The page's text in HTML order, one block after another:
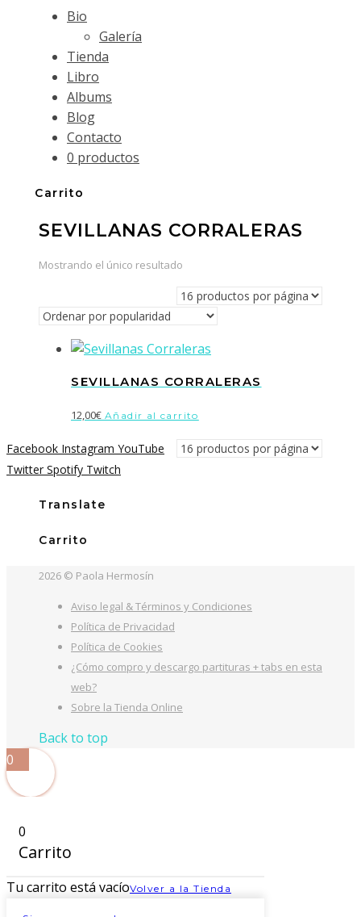
Bio
Galería
Tienda
Libro
Albums
Blog
Contacto
0 productos
Carrito
SEVILLANAS CORRALERAS
Mostrando el único resultado
SEVILLANAS CORRALERAS
12,00€ Añadir al carrito
Facebook Instagram YouTube
Twitter Spotify Twitch
Translate
Carrito
2026 © Paola Hermosín
Aviso legal & Términos y Condiciones
Política de Privacidad
Política de Cookies
¿Cómo compro y descargo partituras + tabs en esta
web?
Sobre la Tienda Online
Back to top
0
0
Carrito
Tu carrito está vacíoVolver a la Tienda